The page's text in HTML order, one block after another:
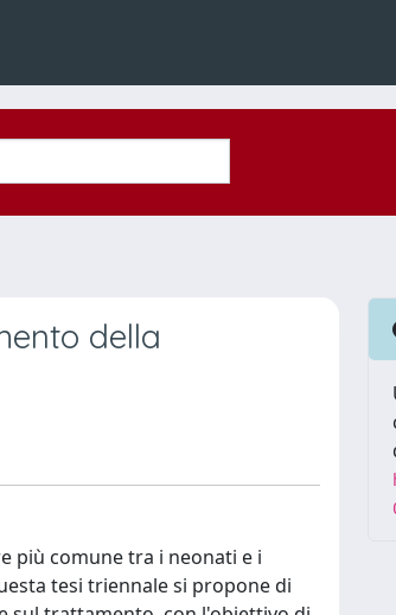
della
più comune tra i neonati e i
tesi triennale si propone di